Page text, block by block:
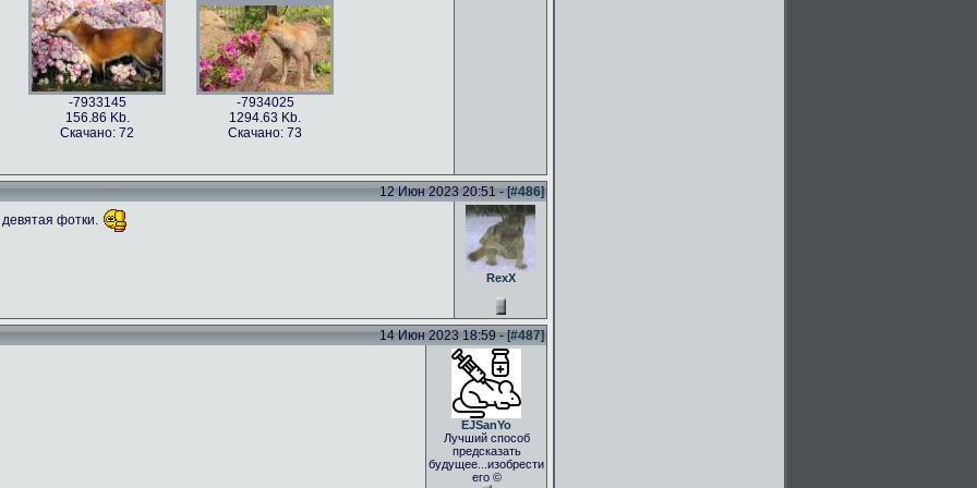
фото (19)
Kb.
65
Kb.
69
894.95 Kb.
Скачано: 59
-7933145
156.86 Kb.
Скачано: 72
-7934025
1294.63 Kb.
Скачано: 73
167.18 Kb.
Скачано: 79
12 Июн 2023 20:51 - [#486]
фотки.
RexX
14 Июн 2023 18:59 - [#487]
EJSanYo
Лучший способ
предсказать
будущее...изобрести
его ©